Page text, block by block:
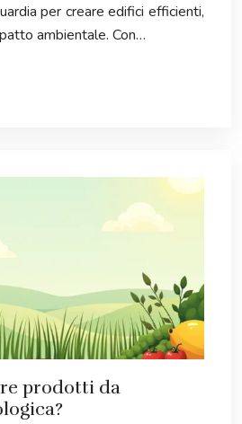
per creare edifici efficienti,
ambientale. Con…
prodotti da